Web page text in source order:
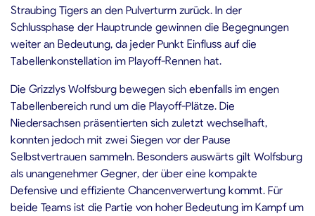
Straubing Tigers an den Pulverturm zurück. In der
Schlussphase der Hauptrunde gewinnen die Begegnungen
weiter an Bedeutung, da jeder Punkt Einfluss auf die
Tabellenkonstellation im Playoff-Rennen hat.
Die Grizzlys Wolfsburg bewegen sich ebenfalls im engen
Tabellenbereich rund um die Playoff-Plätze. Die
Niedersachsen präsentierten sich zuletzt wechselhaft,
konnten jedoch mit zwei Siegen vor der Pause
Selbstvertrauen sammeln. Besonders auswärts gilt Wolfsburg
als unangenehmer Gegner, der über eine kompakte
Defensive und effiziente Chancenverwertung kommt. Für
beide Teams ist die Partie von hoher Bedeutung im Kampf um